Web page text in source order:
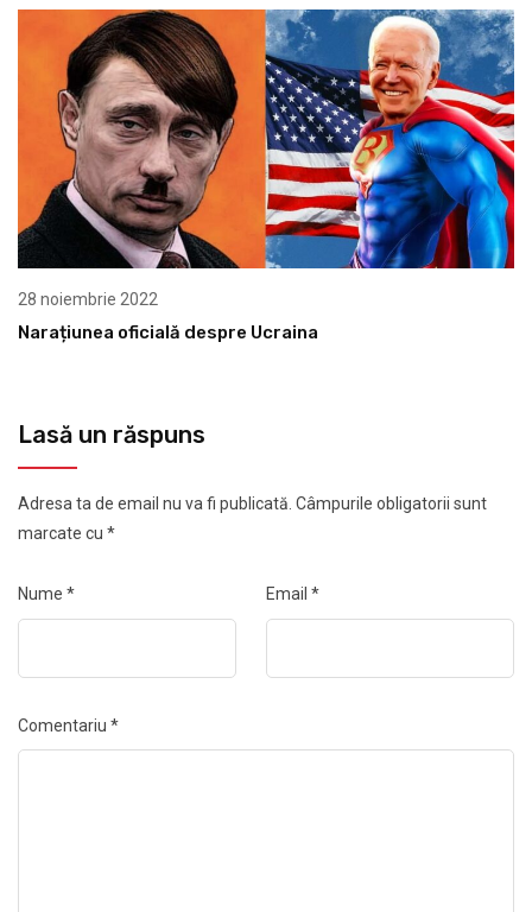
28 noiembrie 2022
Narațiunea oficială despre Ucraina
Lasă un răspuns
Adresa ta de email nu va fi publicată. Câmpurile obligatorii sunt
marcate cu *
Nume * Email *
Comentariu *